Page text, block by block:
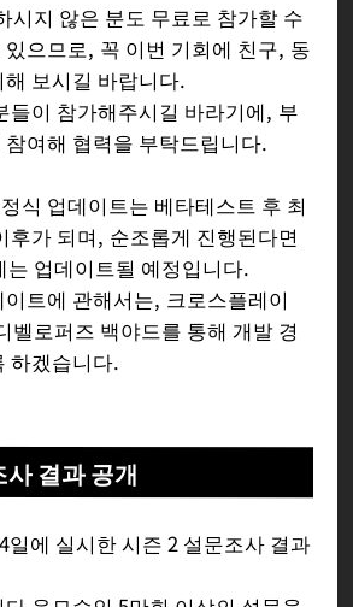
시지 않은 분도 무료로 참가할 수
으므로, 꼭 이번 기회에 친구, 동
보시길 바랍니다.
들이 참가해주시길 바라기에, 부
여해 협력을 부탁드립니다.
식 업데이트는 베타테스트 후 최
후가 되며, 순조롭게 진행된다면
는 업데이트될 예정입니다.
트에 관해서는, 크로스플레이
벨로퍼즈 백야드를 통해 개발 경
하겠습니다.
결과 공개
일에 실시한 시즌 2 설문조사 결과